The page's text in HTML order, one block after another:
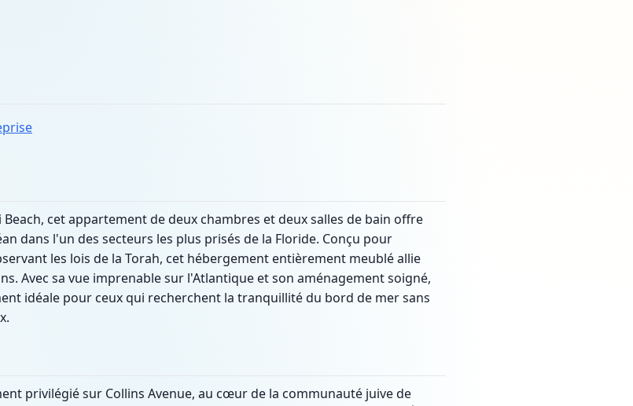
cet appartement de deux chambres et deux salles de bain offre
dans l'un des secteurs les plus prisés de la Floride. Conçu pour
les lois de la Torah, cet hébergement entièrement meublé allie
Avec sa vue imprenable sur l'Atlantique et son aménagement soigné,
idéale pour ceux qui recherchent la tranquillité du bord de mer sans
privilégié sur Collins Avenue, au cœur de la communauté juive de